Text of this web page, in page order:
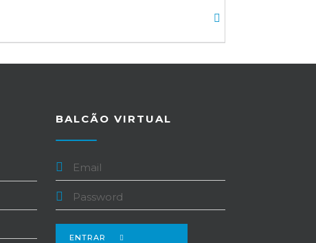
BALCÃO VIRTUAL
ENTRAR